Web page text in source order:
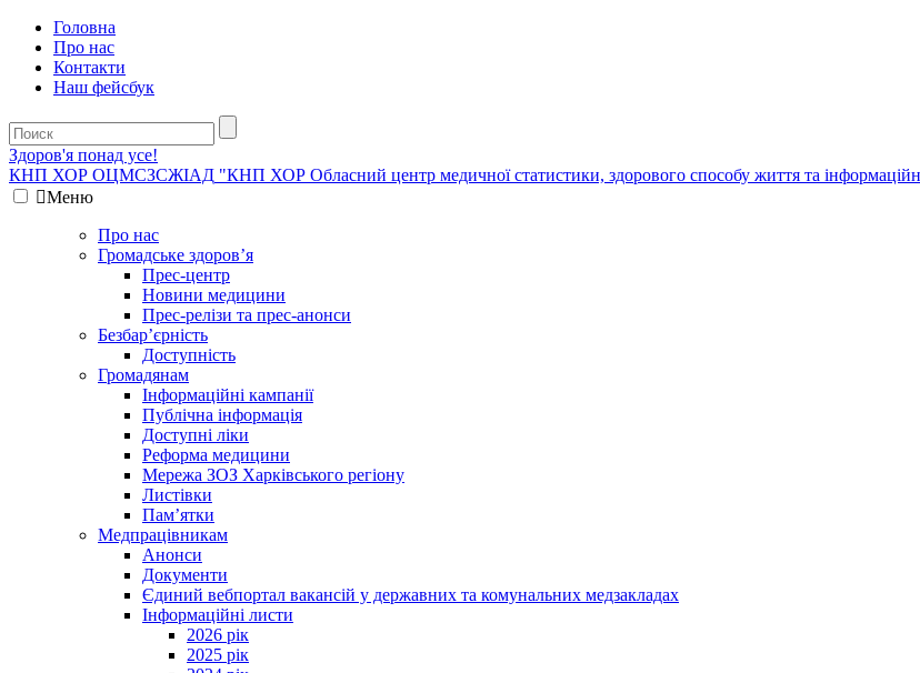
Головна
Про нас
Контакти
Наш фейсбук
Здоров'я понад усе!
КНП ХОР ОЦМСЗСЖIАД "КНП ХОР Обласний центр медичної статистики, здорового способу життя та
Меню
Про нас
Громадське здоров’я
Прес-центр
Новини медицини
Прес-релізи та прес-анонси
Безбар’єрність
Доступність
Громадянам
Інформаційні кампанії
Публічна інформація
Доступні ліки
Реформа медицини
Мережа ЗОЗ Харківського регіону
Листівки
Пам’ятки
Медпрацівникам
Анонси
Документи
Єдиний вебпортал вакансій у державних та комунальних медзакладах
Інформаційні листи
2026 рік
2025 рік